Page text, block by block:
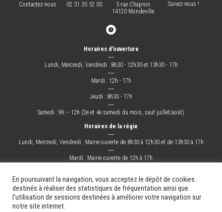
Contactez-nous 02 31 35 52 00
5 rue Chapron
14120 Mondeville
Suivez-nous !
Horaires d'ouverture
―
Lundi, Mercredi, Vendredi : 8h30 - 12h30 et 13h30 - 17h
―
Mardi : 12h - 17h
―
Jeudi : 8h30 - 17h
―
Samedi : 9h – 12h (2e et 4e samedi du mois, sauf juillet/août)
Horaires de la régie
―
Lundi, Mercredi, Vendredi : Mairie ouverte de 8h30 à 12h30 et de 13h30 à 17h
―
Mardi : Mairie ouverte de 12h à 17h
La Ville Mes démarches Grandir ! Sortir ! Changer !
Les docs.
Mentions légales
En poursuivant la navigation, vous acceptez le dépôt de cookies
destinés à réaliser des statistiques de fréquentation ainsi que
l'utilisation de sessions destinées à améliorer votre navigation sur
notre site internet.